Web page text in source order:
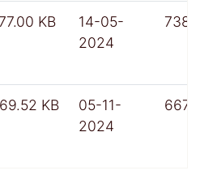
KB
14-05-
2024
738
KB
05-11-
2024
667